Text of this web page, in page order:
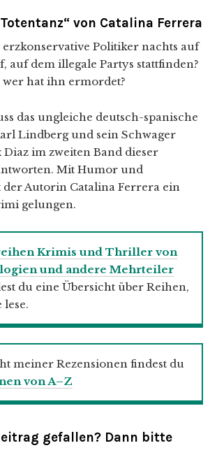
von Catalina Ferrera
erzkonservative Politiker nachts auf
auf dem illegale Partys stattfinden?
hat ihn ermordet?
das ungleiche deutsch-spanische
Lindberg und sein Schwager
Diaz im zweiten Band dieser
Mit Humor und
Autorin Catalina Ferrera ein
gelungen.
Krimis und Thriller von
und andere Mehrteiler
du eine Übersicht über Reihen,
lese.
meiner Rezensionen findest du
von A–Z
gefallen? Dann bitte